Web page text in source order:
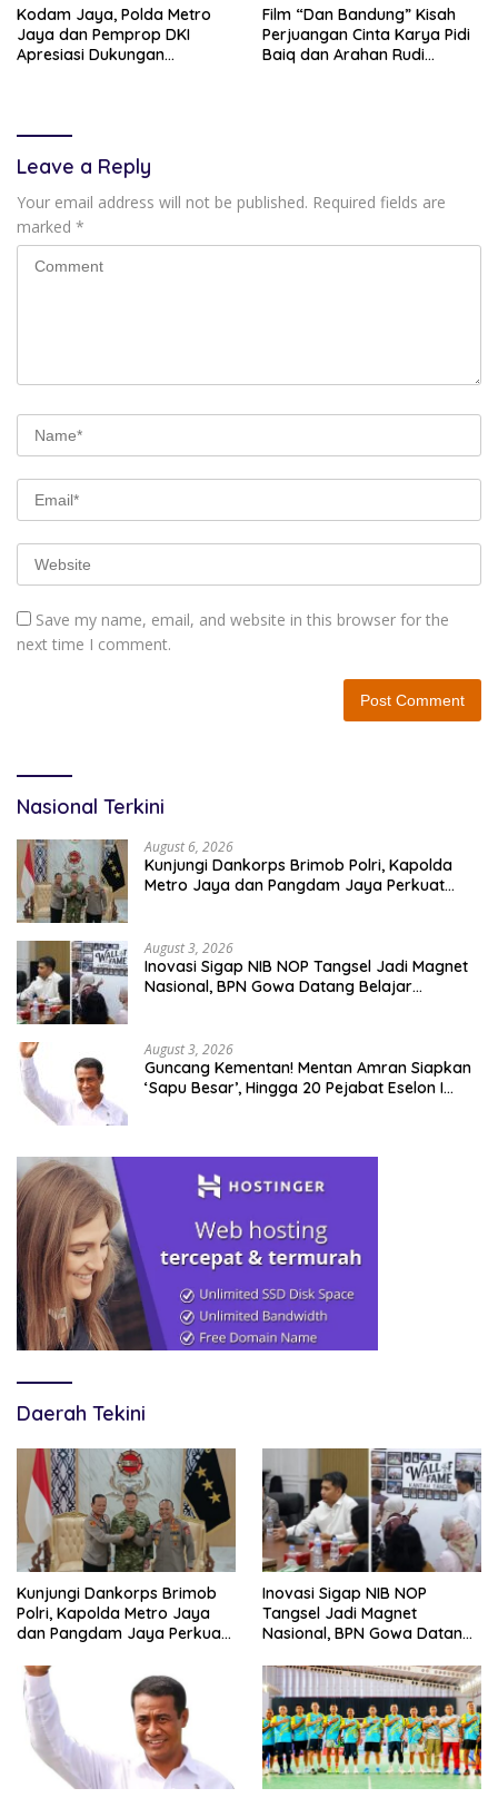
Kodam Jaya, Polda Metro
Jaya dan Pemprop DKI
Apresiasi Dukungan
Film “Dan Bandung” Kisah
Perjuangan Cinta Karya Pidi
Baiq dan Arahan Rudi
Leave a Reply
Your email address will not be published. Required fields are
marked *
Save my name, email, and website in this browser for the
next time I comment.
Nasional Terkini
August 6, 2026
Kunjungi Dankorps Brimob Polri, Kapolda
Metro Jaya dan Pangdam Jaya Perkuat
August 3, 2026
Inovasi Sigap NIB NOP Tangsel Jadi Magnet
Nasional, BPN Gowa Datang Belajar
August 3, 2026
Guncang Kementan! Mentan Amran Siapkan
‘Sapu Besar’, Hingga 20 Pejabat Eselon I
Daerah Tekini
Kunjungi Dankorps Brimob
Polri, Kapolda Metro Jaya
dan Pangdam Jaya Perkuat
Inovasi Sigap NIB NOP
Tangsel Jadi Magnet
Nasional, BPN Gowa Datang
Pertanahan